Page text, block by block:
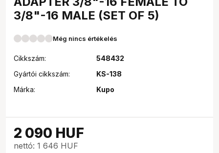
3/8"-16 MALE (SET OF 5)
Még nincs értékelés
Cikkszám:
548432
Gyártói cikkszám:
KS-138
Márka:
Kupo
2 090 HUF
nettó: 1 646 HUF